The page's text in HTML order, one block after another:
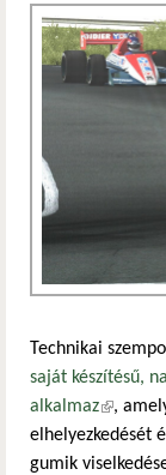
Technikai
saját készítésű,
alkalmaz(külső
,
elhelyezkedését
gumik